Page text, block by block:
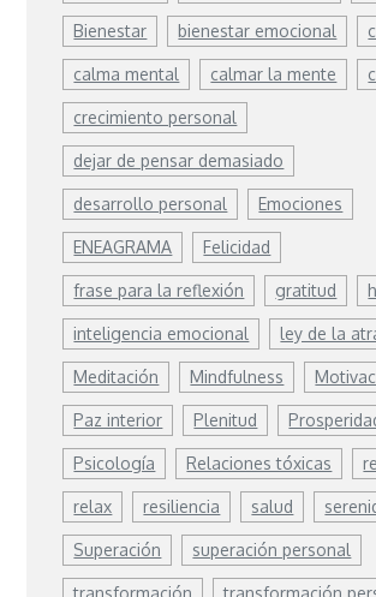
Bienestar bienestar emocional
calma mental calmar la mente
crecimiento personal
dejar de pensar demasiado
desarrollo personal Emociones
ENEAGRAMA Felicidad
frase para la reflexión gratitud
inteligencia emocional ley de la
Meditación Mindfulness
Paz interior Plenitud
Psicología Relaciones tóxicas
relax resiliencia salud
Superación superación personal